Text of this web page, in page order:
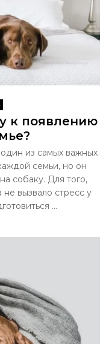
к появлению
из самых важных
семьи, но он
собаку. Для того,
вызвало стресс у
...